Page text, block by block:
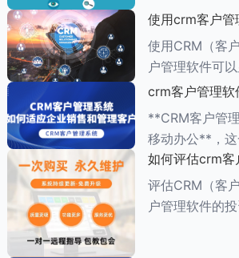
也有所不同。
一系列保障措
和可用性。以下
障措施： ###数据加密与存储
安全
使用crm客户管
手动输入数据
使用CRM（客
户管理软件可
入数据的工作
1.**自动化数
系统通常具有
能，能够从多
crm客户管理软
办公
**CRM客户管
移动办公**，这
业管理中具有
对CRM客户管
办公的详细阐述： ###
如何评估crm客
资回报率
评估CRM（客
户管理软件的